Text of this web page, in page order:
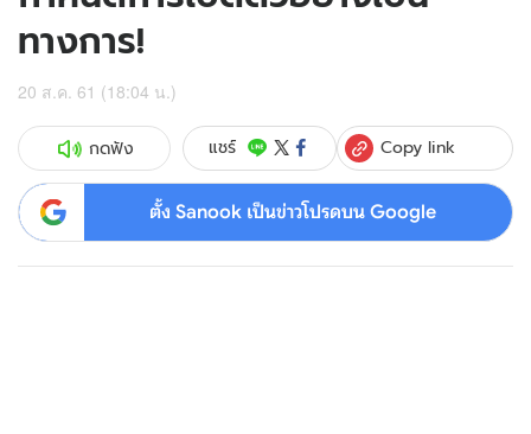
ทางการ!
20 ส.ค. 61 (18:04 น.)
กดฟัง แชร์ Copy link
ตั้ง Sanook เป็นข่าวโปรดบน Google